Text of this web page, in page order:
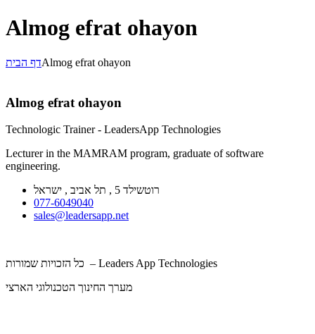
Almog efrat ohayon
דף הביתAlmog efrat ohayon
Almog efrat ohayon
Technologic Trainer - LeadersApp Technologies
Lecturer in the MAMRAM program, graduate of software
engineering.
רוטשילד 5 , תל אביב , ישראל
077-6049040
sales@leadersapp.net
כל הזכויות שמורות – Leaders App Technologies
מערך החינוך הטכנולוגי הארצי